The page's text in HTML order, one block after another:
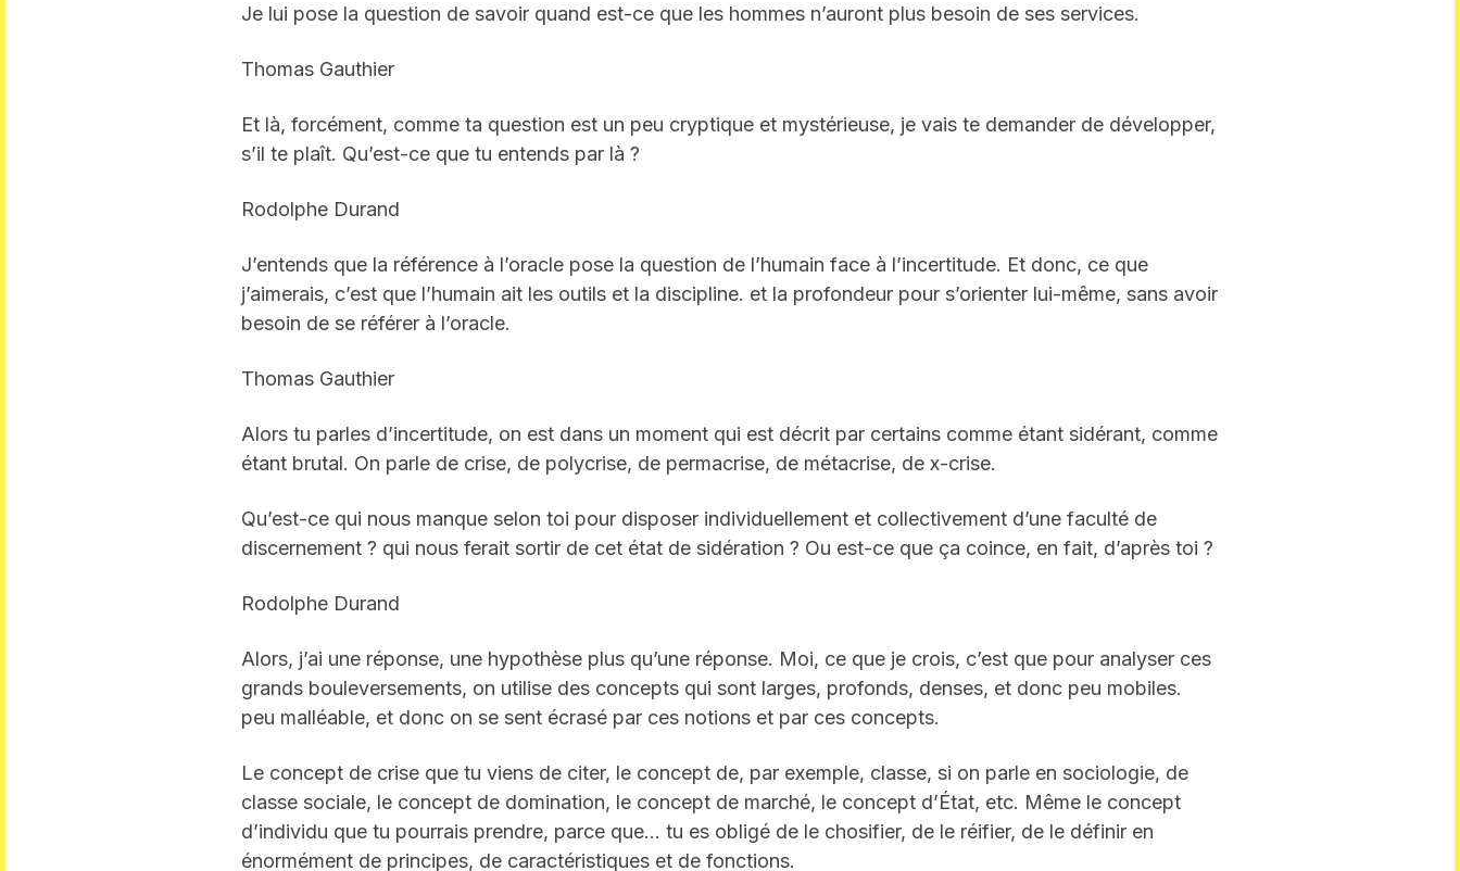
Je lui pose la question de savoir quand est-ce que les hommes n’auront plus besoin de ses services.
Thomas Gauthier
Et là, forcément, comme ta question est un peu cryptique et mystérieuse, je vais te demander de développer,
s’il te plaît. Qu’est-ce que tu entends par là ?
Rodolphe Durand
J’entends que la référence à l’oracle pose la question de l’humain face à l’incertitude. Et donc, ce que
j’aimerais, c’est que l’humain ait les outils et la discipline. et la profondeur pour s’orienter lui-même, sans avoir
besoin de se référer à l’oracle.
Thomas Gauthier
Alors tu parles d’incertitude, on est dans un moment qui est décrit par certains comme étant sidérant, comme
étant brutal. On parle de crise, de polycrise, de permacrise, de métacrise, de x-crise.
Qu’est-ce qui nous manque selon toi pour disposer individuellement et collectivement d’une faculté de
discernement ? qui nous ferait sortir de cet état de sidération ? Ou est-ce que ça coince, en fait, d’après toi ?
Rodolphe Durand
Alors, j’ai une réponse, une hypothèse plus qu’une réponse. Moi, ce que je crois, c’est que pour analyser ces
grands bouleversements, on utilise des concepts qui sont larges, profonds, denses, et donc peu mobiles.
peu malléable, et donc on se sent écrasé par ces notions et par ces concepts.
Le concept de crise que tu viens de citer, le concept de, par exemple, classe, si on parle en sociologie, de
classe sociale, le concept de domination, le concept de marché, le concept d’État, etc. Même le concept
d’individu que tu pourrais prendre, parce que… tu es obligé de le chosifier, de le réifier, de le définir en
énormément de principes, de caractéristiques et de fonctions.